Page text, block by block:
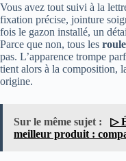
Vous avez tout suivi à la
fixation précise, jointure
fois le gazon installé, un
Parce que non, tous les
pas. L’apparence trompe
tient alors à la composition,
origine.
Sur le même sujet :
▷
meilleur produit :